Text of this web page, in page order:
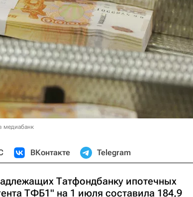
медиабанк
ВКонтакте Telegram
Татфондбанку ипотечных
ТФБ1" на 1 июля составила 184,9